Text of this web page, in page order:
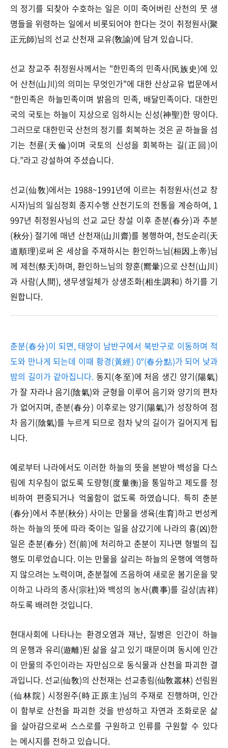
의 정기를 되찾아 수호하는 일은 이미 죽어버린 산천의 뭇 생
명들을 위령하는 일에서 비롯되어야 한다는 것이 취정원사(聚
正元師)님의 선교 산천재 교유(敎諭)에 담겨 있습니다.
선교 창교주 취정원사께서는 "한민족의 민족사(民族史)에 있
어 산천(山川)의 의미는 무엇인가"에 대한 산상교유 법문에서
“한민족은 하늘민족이며 밝음의 민족, 배달민족이다. 대한민
국의 국토는 하늘이 지상으로 임하시는 신성(神聖)한 땅이다.
그러므로 대한민국 산천의 정기를 회복하는 것은 곧 하늘을 섬
기는 천륜(天倫)이며 국토의 신성을 회복하는 길(正回)이
다.”라고 강설하여 주셨습니다.
선교(仙敎)에서는 1988~1991년에 이르는 취정원사(선교 창
시자)님의 일심정회 종지수행 산천기도의 전통을 계승하여, 1
997년 취정원사님의 선교 교단 창설 이후 춘분(春分)과 추분
(秋分) 절기에 매년 산천재(山川齋)를 봉행하여, 천도순리(天
道順理)로써 온 세상을 주재하시는 환인하느님(桓因上帝)님
께 제천(祭天)하며, 환인하느님의 향훈(嚮暈)으로 산천(山川)
과 사람(人間), 생무생일체가 상생조화(相生調和) 하기를 기
원합니다.
춘분(春分)이 되면, 태양이 남반구에서 북반구로 이동하며 적
도와 만나게 되는데 이때 황경(黃經) 0°(春分點)가 되어 낮과
밤의 길이가 같아집니다. 동지(冬至)에 처음 생긴 양기(陽氣)
가 잘 자라나 음기(陰氣)와 균형을 이루어 음기와 양기의 편차
가 없어지며, 춘분(春分) 이후로는 양기(陽氣)가 성장하여 점
차 음기(陰氣)를 누르게 되므로 점차 낮의 길이가 길어지게 됩
니다.
예로부터 나라에서도 이러한 하늘의 뜻을 본받아 백성을 다스
림에 치우침이 없도록 도량형(度量衡)을 통일하고 제도를 정
비하여 편중되거나 억울함이 없도록 하였습니다. 특히 춘분
(春分)에서 추분(秋分) 사이는 만물을 생육(生育)하고 번성케
하는 하늘의 뜻에 따라 죽이는 일을 삼갔기에 나라의 흉(凶)한
일은 춘분(春分) 전(前)에 처리하고 춘분이 지나면 형벌의 집
행도 미루었습니다. 이는 만물을 살리는 하늘의 운행에 역행하
지 않으려는 노력이며, 춘분절에 즈음하여 새로운 봄기운을 맞
이하고 나라의 종사(宗社)와 백성의 농사(農事)를 길상(吉祥)
하도록 배려한 것입니다.
현대사회에 나타나는 환경오염과 재난, 질병은 인간이 하늘
의 운행과 유리(遊離)된 삶을 살고 있기 때문이며 동시에 인간
이 만물의 주인이라는 자만심으로 동식물과 산천을 파괴한 결
과입니다. 선교(仙敎)의 산천재는 선교총림(仙敎叢林) 선림원
(仙林院) 시정원주(時正原主)님의 주재로 진행하며, 인간
이 함부로 산천을 파괴한 것을 반성하고 자연과 조화로운 삶
을 살아감으로써 스스로를 구원하고 인류를 구원할 수 있다
는 메시지를 전하고 있습니다.